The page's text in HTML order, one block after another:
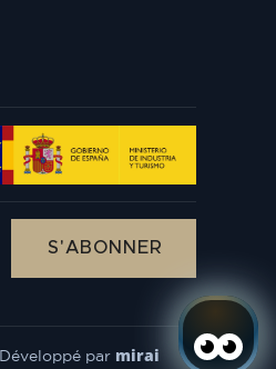
S'ABONNER
Développé par mirai